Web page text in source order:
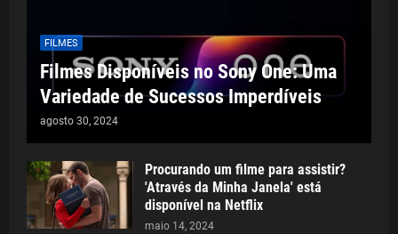
FILMES
Filmes Disponíveis no Sony One: Uma
Variedade de Sucessos Imperdíveis
agosto 30, 2024
Procurando um filme para assistir?
'Através da Minha Janela' está
disponível na Netflix
maio 14, 2024